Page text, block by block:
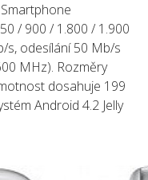
/ 900 / 1.800 / 1.900
s, odesílání 50 Mb/s
MHz). Rozměry
dosahuje 199
Android 4.2 Jelly